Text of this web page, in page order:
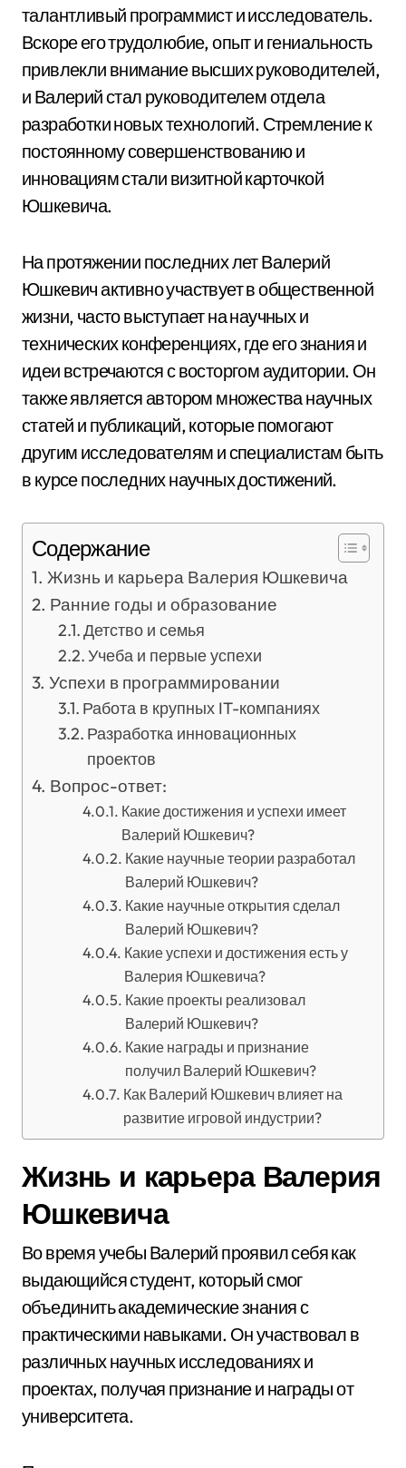
талантливый программист и исследователь.
Вскоре его трудолюбие, опыт и гениальность
привлекли внимание высших руководителей,
и Валерий стал руководителем отдела
разработки новых технологий. Стремление к
постоянному совершенствованию и
инновациям стали визитной карточкой
Юшкевича.
На протяжении последних лет Валерий
Юшкевич активно участвует в общественной
жизни, часто выступает на научных и
технических конференциях, где его знания и
идеи встречаются с восторгом аудитории. Он
также является автором множества научных
статей и публикаций, которые помогают
другим исследователям и специалистам быть
в курсе последних научных достижений.
Содержание
Жизнь и карьера Валерия Юшкевича
Ранние годы и образование
Детство и семья
Учеба и первые успехи
Успехи в программировании
Работа в крупных IT-компаниях
Разработка инновационных
проектов
Вопрос-ответ:
Какие достижения и успехи имеет
Валерий Юшкевич?
Какие научные теории разработал
Валерий Юшкевич?
Какие научные открытия сделал
Валерий Юшкевич?
Какие успехи и достижения есть у
Валерия Юшкевича?
Какие проекты реализовал
Валерий Юшкевич?
Какие награды и признание
получил Валерий Юшкевич?
Как Валерий Юшкевич влияет на
развитие игровой индустрии?
Жизнь и карьера Валерия
Юшкевича
Во время учебы Валерий проявил себя как
выдающийся студент, который смог
объединить академические знания с
практическими навыками. Он участвовал в
различных научных исследованиях и
проектах, получая признание и награды от
университета.